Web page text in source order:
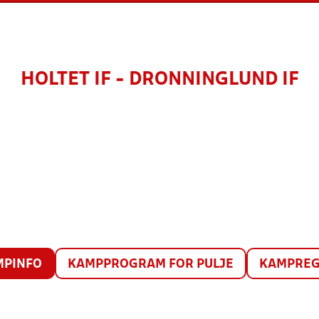
HOLTET IF - DRONNINGLUND IF
KAMPPROGRAM FOR PULJE